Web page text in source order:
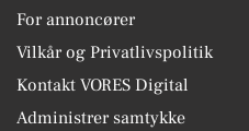
For annoncører
Vilkår og Privatlivspolitik
Kontakt VORES Digital
Administrer samtykke